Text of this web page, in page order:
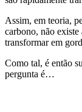
Assim, em teoria,
carbono, não existe
transformar em
Como tal, é então
pergunta é…